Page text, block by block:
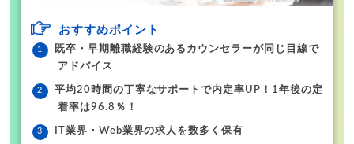
おすすめポイント
既卒・早期離職経験のあるカウンセラーが同じ目線で
アドバイス
平均20時間の丁寧なサポートで内定率UP！1年後の定
着率は96.8％！
IT業界・Web業界の求人を数多く保有